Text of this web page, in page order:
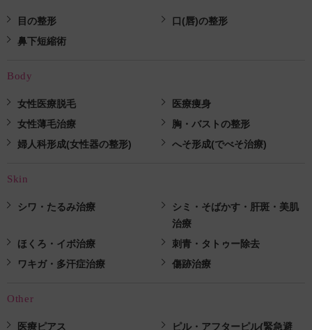
目の整形
口(唇)の整形
鼻下短縮術
Body
女性医療脱毛
医療痩身
女性薄毛治療
胸・バストの整形
婦人科形成(女性器の整形)
へそ形成(でべそ治療)
Skin
シワ・たるみ治療
シミ・そばかす・肝斑・美肌
治療
ほくろ・イボ治療
刺青・タトゥー除去
ワキガ・多汗症治療
傷跡治療
Other
医療ピアス ピル・アフターピル(緊急避